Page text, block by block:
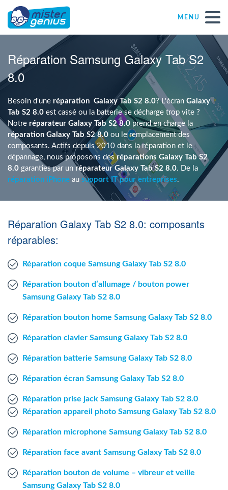
MENU
Réparations – Dépannages
Magasins informatiques toutes marques
Particulier
Indépendant
PME
ASBL
Agent Windows
Agent Mac
Fr Nl
Réparation Samsung Galaxy Tab S2
8.0
Besoin d'une réparation Galaxy Tab S2 8.0? L'écran Galaxy
Tab S2 8.0 est cassé ou la batterie se décharge trop vite ?
Notre réparateur Galaxy Tab S2 8.0 prend en charge la
réparation Galaxy Tab S2 8.0 ou le remplacement des
composants. Actifs depuis 2010 dans la réparation et le
dépannage, nous proposons desréparations Galaxy Tab S2
8.0 garanties par un réparateur Galaxy Tab S2 8.0. De la
réparation iPhone au support IT pour entreprises.
Réparation Galaxy Tab S2 8.0: composants
réparables:
Réparation coque Samsung Galaxy Tab S2 8.0
Réparation bouton d’allumage / bouton power
Samsung Galaxy Tab S2 8.0
Réparation bouton home Samsung Galaxy Tab S2 8.0
Réparation clavier Samsung Galaxy Tab S2 8.0
Réparation batterie Samsung Galaxy Tab S2 8.0
Réparation écran Samsung Galaxy Tab S2 8.0
Réparation prise jack Samsung Galaxy Tab S2 8.0
Réparation appareil photo Samsung Galaxy Tab S2 8.0
Réparation microphone Samsung Galaxy Tab S2 8.0
Réparation face avant Samsung Galaxy Tab S2 8.0
Réparation bouton de volume – vibreur et veille
Samsung Galaxy Tab S2 8.0